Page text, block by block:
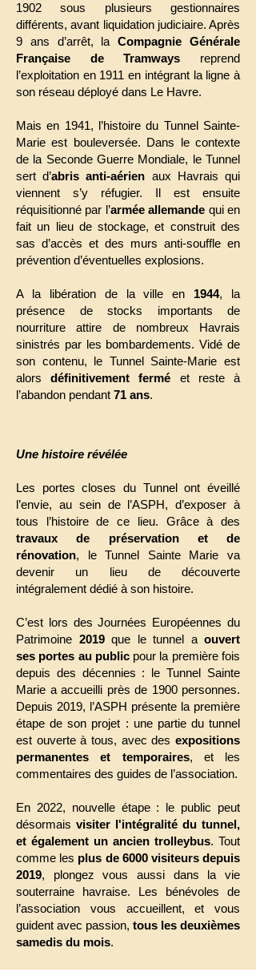
1902 sous plusieurs gestionnaires
différents, avant liquidation judiciaire. Après
9 ans d’arrêt, laCompagnie Générale
Française de Tramways reprend
l’exploitation en 1911 en intégrant la ligne à
son réseau déployé dans Le Havre.
Mais en 1941, l’histoire du Tunnel Sainte-
Marie est bouleversée. Dans le contexte
de la Seconde Guerre Mondiale, le Tunnel
sert d’abris anti-aérien aux Havrais qui
viennent s’y réfugier. Il est ensuite
réquisitionné par l’armée allemande qui en
fait un lieu de stockage, et construit des
sas d’accès et des murs anti-souffle en
prévention d’éventuelles explosions.
A la libération de la ville en 1944, la
présence de stocks importants de
nourriture attire de nombreux Havrais
sinistrés par les bombardements. Vidé de
son contenu, le Tunnel Sainte-Marie est
alorsdéfinitivement fermé et reste à
l’abandon pendant 71 ans.
Une histoire révélée
Les portes closes du Tunnel ont éveillé
l’envie, au sein de l’ASPH, d’exposer à
tous l’histoire de ce lieu. Grâce à des
travaux de préservation et de
rénovation, le Tunnel Sainte Marie va
devenir un lieu de découverte
intégralement dédié à son histoire.
C’est lors des Journées Européennes du
Patrimoine 2019que le tunnel a ouvert
ses portes au publicpour la première fois
depuis des décennies : le Tunnel Sainte
Marie a accueilli près de 1900 personnes.
Depuis 2019, l’ASPH présente la première
étape de son projet : une partie du tunnel
est ouverte à tous, avec des expositions
permanentes et temporaires, et les
commentaires des guides de l’association.
En 2022, nouvelle étape : le public peut
désormais visiter l'intégralité du tunnel,
et également un ancien trolleybus. Tout
comme les plus de 6000 visiteurs depuis
2019, plongez vous aussi dans la vie
souterraine havraise. Les bénévoles de
l’association vous accueillent, et vous
guident avec passion, tous les deuxièmes
samedis du mois.